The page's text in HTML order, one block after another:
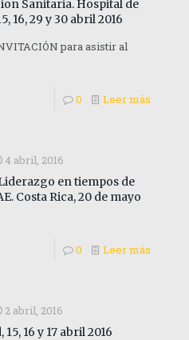
Sanitaria. Hospital de
16, 29 y 30 abril 2016
para asistir al
0 Leer más
4 abril, 2016
en tiempos de
Costa Rica, 20 de mayo
0 Leer más
2 abril, 2016
16 y 17 abril 2016